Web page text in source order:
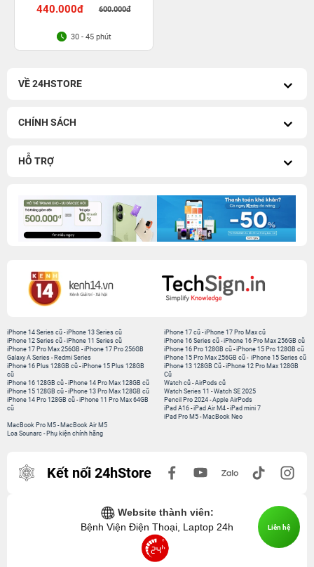
440.000đ 600.000đ
30 - 45 phút
VỀ 24HSTORE
CHÍNH SÁCH
HỖ TRỢ
iPhone 14 Series cũ -iPhone 13 Series cũ
iPhone 12 Series cũ -iPhone 11 Series cũ
iPhone 17 Pro Max 256GB -iPhone 17 Pro 256GB
Galaxy A Series - Redmi Series
iPhone 17 cũ -iPhone 17 Pro Max cũ
iPhone 16 Series cũ - iPhone 16 Pro Max 256GB cũ
iPhone 16 Pro 128GB cũ -iPhone 15 Pro 128GB cũ
iPhone 15 Pro Max 256GB cũ - iPhone 15 Series cũ
iPhone 16 Plus 128GB cũ -iPhone 15 Plus 128GB
cũ
iPhone 16 128GB cũ -iPhone 14 Pro Max 128GB cũ
iPhone 15 128GB cũ -iPhone 13 Pro Max 128GB cũ
iPhone 14 Pro 128GB cũ -iPhone 11 Pro Max 64GB
cũ
iPhone 13 128GB Cũ -iPhone 12 Pro Max 128GB
Cũ
Watch cũ -AirPods cũ
Watch Series 11 -Watch SE 2025
Pencil Pro 2024 -Apple AirPods
iPad A16 -iPad Air M4 -iPad mini 7
iPad Pro M5 - MacBook Neo
MacBook Pro M5 - MacBook Air M5
Loa Sounarc - Phụ kiện chính hãng
Kết nối 24hStore
Website thành viên:
Bệnh Viện Điện Thoại, Laptop 24h
Liên hệ